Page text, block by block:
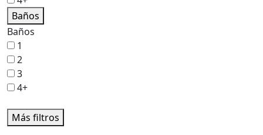
Baños
Baños
1
2
3
4+
Más filtros